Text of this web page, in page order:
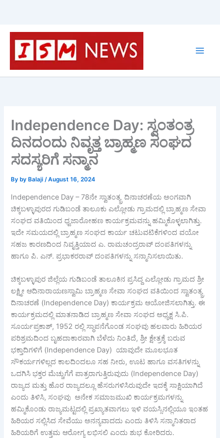
Skip
content
Independence Day: ಸ್ವಂತಂತ್ರ
ದಿನದಂದು ನಿವೃತ್ತ ಬ್ರಾಹ್ಮಣ ಸಂಘದ
ಸದಸ್ಯರಿಗೆ ಸನ್ಮಾನ
By by Balaji/August 16, 2024
Independence Day – 78ನೇ ಸ್ವಾತಂತ್ಯ್ರ ದಿನಾಚರಣೆಯ ಅಂಗವಾಗಿ
ಚಿಕ್ಕಬಳ್ಳಾಪುರದ ಗುಡಿಬಂಡೆ ತಾಲೂಕು ಎಲ್ಲೋಡು ಗ್ರಾಮದಲ್ಲಿ ಬ್ರಾಹ್ಮಣ ಸೇವಾ
ಸಂಘದ ವತಿಯಿಂದ ಧ್ವಜಾರೋಹಣ ಕಾರ್ಯಕ್ರಮವನ್ನು ಹಮ್ಮಿಕೊಳ್ಳಲಾಗಿತ್ತು.
ಇದೇ ಸಮಯದಲ್ಲಿ ಬ್ರಾಹ್ಮಣ ಸಂಘದ ಕಾರ್ಯ ಚಟುವಟಿಕೆಗಳಿಂದ ವಯೋ
ಸಹಜ ಕಾರಣದಿಂದ ನಿವೃತ್ತಿಯಾದ ಎ. ರಾಮಚಂದ್ರರಾವ್ ದಂಪತಿಗಳನ್ನು
ಹಾಗೂ ಪಿ. ಎನ್. ಪ್ರಭಾಕರರಾವ್ ದಂಪತಿಗಳನ್ನು ಸನ್ಮಾನಿಸಲಾಯಿತು.
ಚಿಕ್ಕಬಳ್ಳಾಪುರ ಜಿಲ್ಲೆಯ ಗುಡಿಬಂಡೆ ತಾಲೂಕಿನ ಪ್ರಸಿದ್ದ ಎಲ್ಲೋಡು ಗ್ರಾಮದ ಶ್ರೀ
ಲಕ್ಷ್ಮೀ ಆದಿನಾರಾಯಣಸ್ವಾಮಿ ಬ್ರಾಹ್ಮಣ ಸೇವಾ ಸಂಘದ ವತಿಯಿಂದ ಸ್ವಾತಂತ್ಯ್ರ
ದಿನಾಚರಣೆ (Independence Day) ಕಾರ್ಯಕ್ರಮ ಆಯೋಜಿಸಲಾಗಿತ್ತು. ಈ
ಕಾರ್ಯಕ್ರಮದಲ್ಲಿ ಮಾತನಾಡಿದ ಬ್ರಾಹ್ಮಣ ಸೇವಾ ಸಂಘದ ಅಧ್ಯಕ್ಷ ಸಿ.ಪಿ.
ಸೂರ್ಯಪ್ರಕಾಶ್, 1952 ರಲ್ಲಿ ಸ್ಥಾಪನೆಗೊಂಡ ಸಂಘವು ಹಲವಾರು ಹಿರಿಯರ
ಪರಿಶ್ರಮದಿಂದ ಬೃಹದಾಕಾರವಾಗಿ ಬೆಳೆದು ನಿಂತಿದೆ, ಶ್ರೀ ಕ್ಷೇತ್ರಕ್ಕೆ ಬರುವ
ಭಕ್ತಾದಿಗಳಿಗೆ (Independence Day) ಯಾವುದೇ ಮೂಲಭೂತ
ಸೌಕರ್ಯಗಳಿಲ್ಲದ ಕಾಲದಿಂದಲೂ ಸಹ ನೀರು, ಊಟ ಹಾಗೂ ವಸತಿಗಳನ್ನು
ಒದಗಿಸಿ ಭಕ್ತರ ಮೆಚ್ಚುಗೆಗೆ ಪಾತ್ರರಾಗುತ್ತಿರುವುದು (Independence Day)
ರಾಜ್ಯದ ಮತ್ತು ಹೊರ ರಾಜ್ಯದಲ್ಲೂ ಹೆಸರುಗಳಿಸಿರುವುದೇ ಇದಕ್ಕೆ ಸಾಕ್ಷಿಯಾಗಿದೆ
ಎಂದು ತಿಳಿಸಿ, ಸಂಘವು ಅನೇಕ ಸಮಾಜಮುಖಿ ಕಾರ್ಯಕ್ರಮಗಳನ್ನು
ಹಮ್ಮಿಕೊಂಡು ರಾಜ್ಯಮಟ್ಟದಲ್ಲಿ ಪ್ರಖ್ಯಾತವಾಗಲು ಇಳಿ ವಯಸ್ಸಿನಲ್ಲಿಯೂ ಇಂತಹ
ಹಿರಿಯರ ಸಲ್ಲಿಸಿದ ಸೇವೆಯು ಅನನ್ಯವಾದದು ಎಂದು ತಿಳಿಸಿ ಸನ್ಮಾನಿತರಾದ
ಹಿರಿಯರಿಗೆ ಉತ್ತಮ ಆರೋಗ್ಯ ಲಭಿಸಲಿ ಎಂದು ಶುಭ ಕೋರಿದರು.